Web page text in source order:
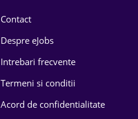
Contact
Despre eJobs
Intrebari frecvente
Termeni si conditii
Acord de confidentialitate